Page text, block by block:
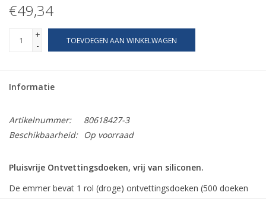
€49,34
+
-
TOEVOEGEN AAN WINKELWAGEN
Informatie
Artikelnummer:
80618427-3
Beschikbaarheid:
Op voorraad
Pluisvrije Ontvettingsdoeken, vrij van siliconen.
De emmer bevat 1 rol (droge) ontvettingsdoeken (500 doeken